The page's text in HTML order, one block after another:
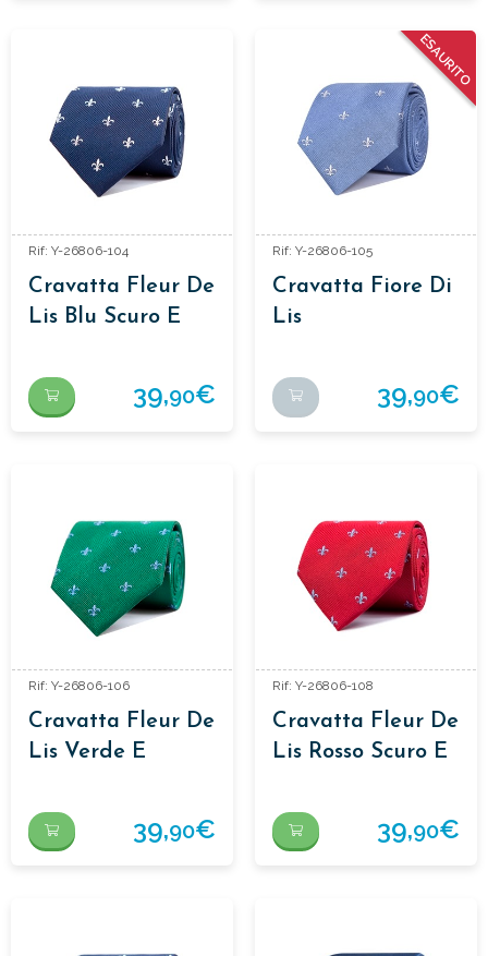
Rif: Y-26806-104
Cravatta Fleur De
Lis Blu Scuro E
39,90€
ESAURITO
Rif: Y-26806-105
Cravatta Fiore Di
Lis
39,90€
Rif: Y-26806-106
Cravatta Fleur De
Lis Verde E
39,90€
Rif: Y-26806-108
Cravatta Fleur De
Lis Rosso Scuro E
39,90€